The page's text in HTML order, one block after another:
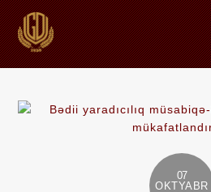
07
OKTYABR